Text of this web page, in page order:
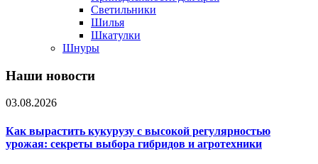
Светильники
Шилья
Шкатулки
Шнуры
Наши новости
03.08.2026
Как вырастить кукурузу с высокой регулярностью
урожая: секреты выбора гибридов и агротехники